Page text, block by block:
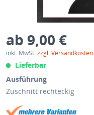
ab 9,00 €
inkl. MwSt.zzgl. Versandkosten
Lieferbar
Ausführung
Zuschnitt rechteckig